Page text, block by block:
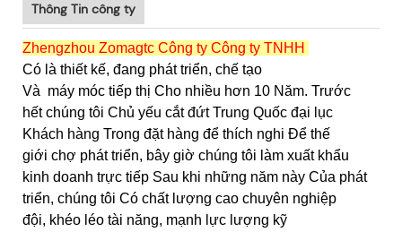
Thông Tin công ty
Zhengzhou Zomagtc Công ty Công ty TNHH
Có là thiết kế, đang phát triển, chế tạo
Và máy móc tiếp thị Cho nhiều hơn 10 Năm. Trước
hết chúng tôi Chủ yếu cắt đứt Trung Quốc đại lục
Khách hàng Trong đặt hàng để thích nghi Để thế
giới chợ phát triển, bây giờ chúng tôi làm xuất khẩu
kinh doanh trực tiếp Sau khi những năm này Của phát
triển, chúng tôi Có chất lượng cao chuyên nghiệp
đội, khéo léo tài năng, mạnh lực lượng kỹ